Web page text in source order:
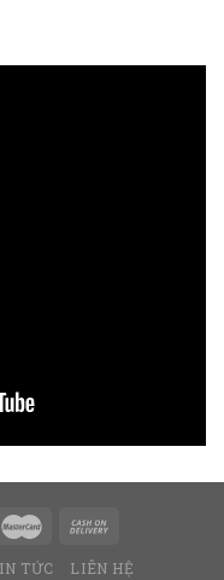
TỨC LIÊN HỆ